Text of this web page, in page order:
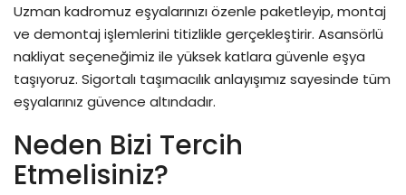
Uzman kadromuz eşyalarınızı özenle paketleyip, montaj
ve demontaj işlemlerini titizlikle gerçekleştirir. Asansörlü
nakliyat seçeneğimiz ile yüksek katlara güvenle eşya
taşıyoruz. Sigortalı taşımacılık anlayışımız sayesinde tüm
eşyalarınız güvence altındadır.
Neden Bizi Tercih
Etmelisiniz?